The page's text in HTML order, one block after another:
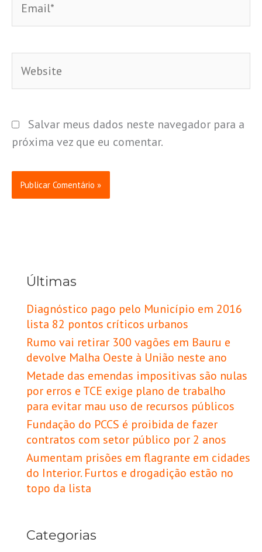
Salvar meus dados neste navegador para a
próxima vez que eu comentar.
Últimas
Diagnóstico pago pelo Município em 2016
lista 82 pontos críticos urbanos
Rumo vai retirar 300 vagões em Bauru e
devolve Malha Oeste à União neste ano
Metade das emendas impositivas são nulas
por erros e TCE exige plano de trabalho
para evitar mau uso de recursos públicos
Fundação do PCCS é proibida de fazer
contratos com setor público por 2 anos
Aumentam prisões em flagrante em cidades
do Interior. Furtos e drogadição estão no
topo da lista
Categorias